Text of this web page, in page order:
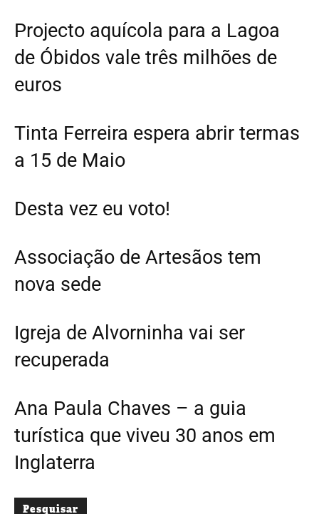
Projecto aquícola para a Lagoa
de Óbidos vale três milhões de
euros
Tinta Ferreira espera abrir termas
a 15 de Maio
Desta vez eu voto!
Associação de Artesãos tem
nova sede
Igreja de Alvorninha vai ser
recuperada
Ana Paula Chaves – a guia
turística que viveu 30 anos em
Inglaterra
Pesquisar